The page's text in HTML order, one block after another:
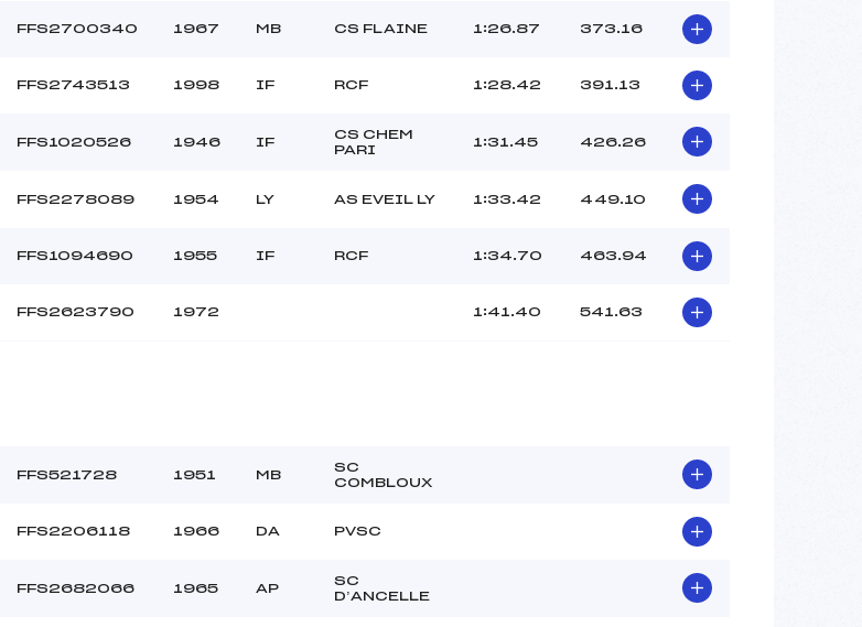
FFS2700340 1967 MB CS FLAINE 1:26.87 373.16
FFS2743513 1998 IF RCF 1:28.42 391.13
FFS1020526 1946 IF
CS CHEM
PARI
1:31.45 426.26
FFS2278089 1954 LY AS EVEIL LY 1:33.42 449.10
FFS1094690 1955 IF RCF 1:34.70 463.94
FFS2623790 1972 1:41.40 541.63
FFS521728 1951 MB
SC
COMBLOUX
FFS2206118 1966 DA PVSC
FFS2682066 1965 AP
SC
D’ANCELLE